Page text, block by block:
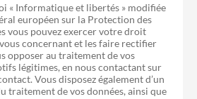
« Informatique et libertés » modifiée
européen sur la Protection des
vous pouvez exercer votre droit
vous concernant et les faire rectifier
opposer au traitement de vos
légitimes, en nous contactant sur
Vous disposez également d’un
traitement de vos données, ainsi que